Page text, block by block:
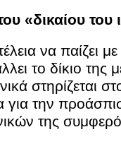
«δικαίου του
να παίζει με
το δίκιο της
στηρίζεται
για την
της